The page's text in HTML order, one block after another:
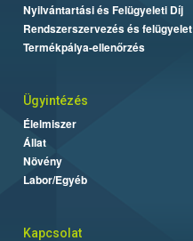
Nyilvántartási és Felügyeleti Díj
Rendszerszervezés és felügyelet
Termékpálya-ellenőrzés
Ügyintézés
Élelmiszer
Állat
Növény
Labor/Egyéb
Kapcsolat